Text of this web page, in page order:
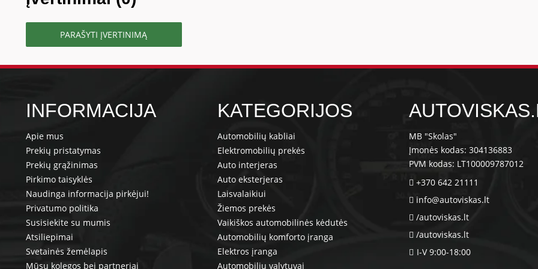
PARAŠYTI ĮVERTINIMĄ
INFORMACIJA
Apie mus
Prekių pristatymas
Prekių grąžinimas
Pirkimo taisyklės
Naudinga informacija pirkėjui!
Privatumo politika
Susisiekite su mumis
Atsiliepimai
Svetainės žemėlapis
Mūsų kolegos bei partneriai
KATEGORIJOS
Automobilių kabliai
Elektromobilių prekės
Auto interjeras
Auto eksterjeras
Laisvalaikiui
Žiemos prekės
Vaikiškos automobilinės kėdutės
Automobilių komforto įranga
Elektros įranga
Automobilių valytuvai
MB "Skolas"
Įmonės kodas: 304136883
PVM kodas: LT100009787012
+370 642 21111
info@autoviskas.lt
/autoviskas.lt
/autoviskas.lt
I-V 9:00-18:00